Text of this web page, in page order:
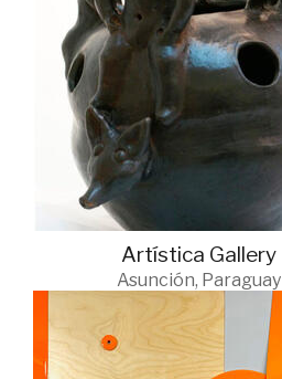
Artística Gallery
Asunción, Paraguay